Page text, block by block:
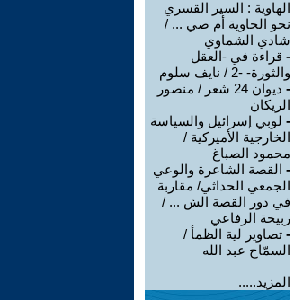
الهاوية : السير القسري
نحو الخاوية أم صي ... /
شادي الشماوي
- قراءة في -العقل
والثورة- -2 / نايف سلوم
-
ديوان 24 شعر / منصور
الريكان
- لوبي إسرائيل والسياسة
الخارجية الأميركية /
محمود الصباغ
- القصة الشاعرة والوعي
الجمعي الحداثي/ مقاربة
في دور القصة الش ... /
ربيحة الرفاعي
- تصاوير لية الظمأ /
السمّاح عبد الله
المزيد.....